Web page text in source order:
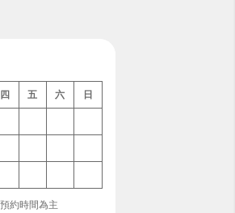
四 五 六 日
約時間為主